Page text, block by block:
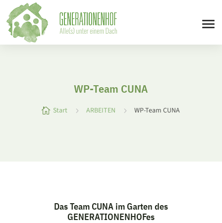
WP-​Team CUNA
 Start 5 ARBEITEN 5 WP-​Team CUNA
Das Team CUNA im Garten des
GENERATIONENHOFes